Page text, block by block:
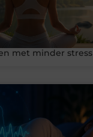
met minder stress